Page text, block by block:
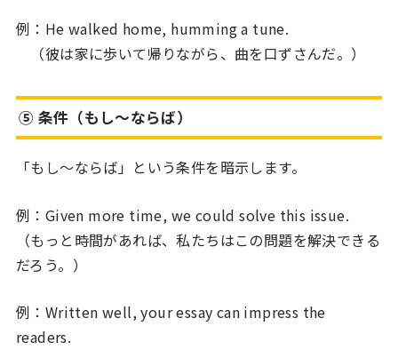
例：He walked home, humming a tune.
（彼は家に歩いて帰りながら、曲を口ずさんだ。）
⑤ 条件（もし〜ならば）
「もし〜ならば」という条件を暗示します。
例：Given more time, we could solve this issue.
（もっと時間があれば、私たちはこの問題を解決できる
だろう。）
例：Written well, your essay can impress the
readers.